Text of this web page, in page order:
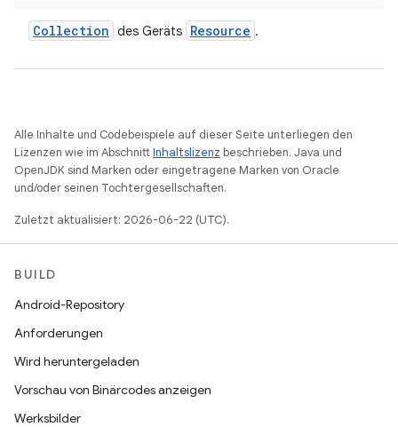
Collection des Geräts Resource .
Alle Inhalte und Codebeispiele auf dieser Seite unterliegen den
Lizenzen wie im AbschnittInhaltslizenz beschrieben. Java und
OpenJDK sind Marken oder eingetragene Marken von Oracle
und/oder seinen Tochtergesellschaften.
Zuletzt aktualisiert: 2026-06-22 (UTC).
BUILD
Android-Repository
Anforderungen
Wird heruntergeladen
Vorschau von Binärcodes anzeigen
Werksbilder